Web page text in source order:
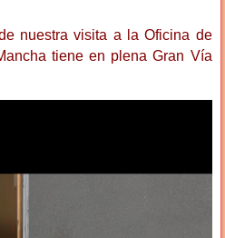
nuestra visita a la Oficina de
tiene en plena Gran Vía